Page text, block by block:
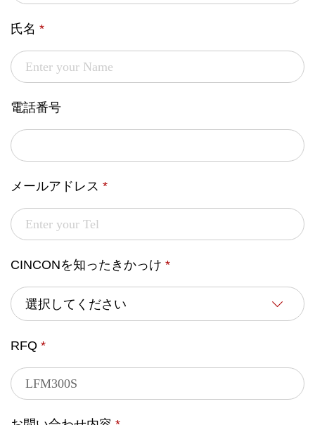
氏名 *
電話番号
メールアドレス *
CINCONを知ったきかっけ *
RFQ *